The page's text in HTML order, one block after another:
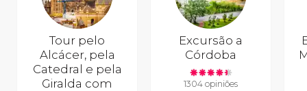
Tour pelo
Alcácer, pela
Catedral e pela
Giralda com
Excursão a
Córdoba
1304 opiniões